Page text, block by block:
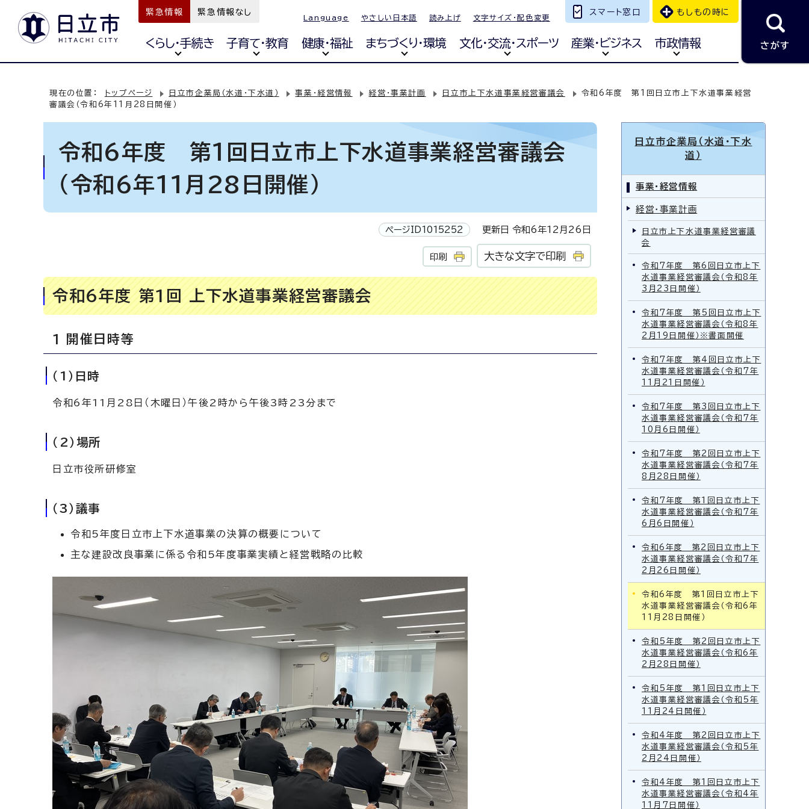
緊急情報 緊急情報なし
Language やさしい日本語 読み上げ 文字サイズ・配色変更
スマート窓口 もしもの時に
くらし・手続き 子育て・教育 健康・福祉 まちづくり・環境 文化・交流・スポーツ 産業・ビジネス 市政情報 さがす
現在の位置： トップページ 日立市企業局（水道・下水道） 事業・経営情報 経営・事業計画 日立市上下水道事業経営審議会
令和6年度 第1回日立市上下水道事業経営
審議会（令和6年11月28日開催）
令和6年度 第1回日立市上下水道事業経営審議会
（令和6年11月28日開催）
ページID1015252 更新日 令和6年12月26日
印刷 大きな文字で印刷
令和6年度 第1回 上下水道事業経営審議会
1 開催日時等
（1）日時
令和6年11月28日（木曜日）午後2時から午後3時23分まで
（2）場所
日立市役所研修室
（3）議事
令和5年度日立市上下水道事業の決算の概要について
主な建設改良事業に係る令和5年度事業実績と経営戦略の比較
日立市企業局（水道・下水
道）
事業・経営情報
経営・事業計画
日立市上下水道事業経営審議
会
令和7年度 第6回日立市上下
水道事業経営審議会（令和8年
3月23日開催）
令和7年度 第5回日立市上下
水道事業経営審議会（令和8年
2月19日開催）※書面開催
令和7年度 第4回日立市上下
水道事業経営審議会（令和7年
11月21日開催）
令和7年度 第3回日立市上下
水道事業経営審議会（令和7年
10月6日開催）
令和7年度 第2回日立市上下
水道事業経営審議会（令和7年
8月28日開催）
令和7年度 第1回日立市上下
水道事業経営審議会（令和7年
6月6日開催）
令和6年度 第2回日立市上下
水道事業経営審議会（令和7年
2月26日開催）
令和6年度 第1回日立市上下
水道事業経営審議会（令和6年
11月28日開催）
令和5年度 第2回日立市上下
水道事業経営審議会（令和6年
2月28日開催）
令和5年度 第1回日立市上下
水道事業経営審議会（令和5年
11月24日開催）
令和4年度 第2回日立市上下
水道事業経営審議会（令和5年
2月24日開催）
令和4年度 第1回日立市上下
水道事業経営審議会（令和4年
11月7日開催）